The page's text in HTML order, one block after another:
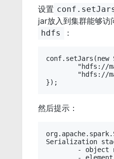
设置
jar放入到集群能够访
hdfs ：
然后提示：
Serialization